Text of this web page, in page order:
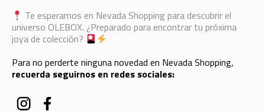
Te esperamos en Nevada Shopping para descubrir el
universo OLEBOX. ¿Preparado para encontrar tu próxima
joya de colección?
Para no perderte ninguna novedad en Nevada Shopping,
recuerda seguirnos en redes sociales: